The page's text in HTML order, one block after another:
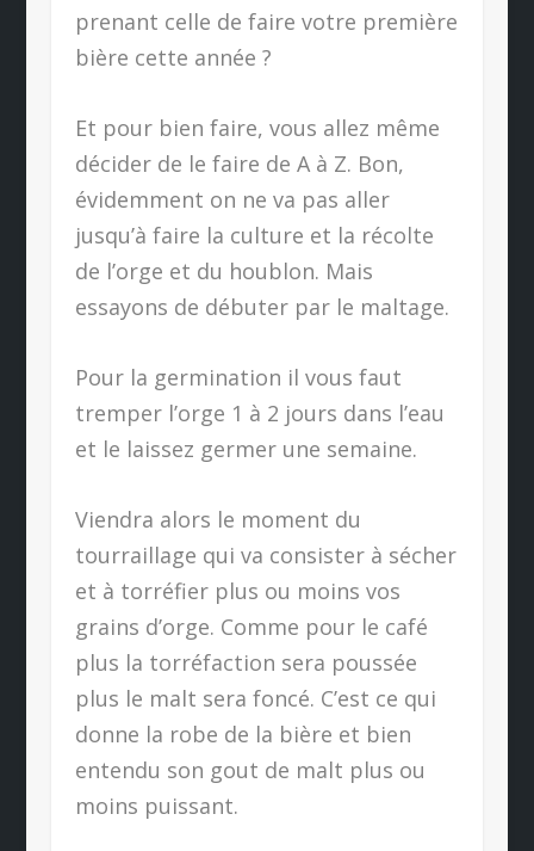
prenant celle de faire votre première
bière cette année ?
Et pour bien faire, vous allez même
décider de le faire de A à Z. Bon,
évidemment on ne va pas aller
jusqu’à faire la culture et la récolte
de l’orge et du houblon. Mais
essayons de débuter par le maltage.
Pour la germination il vous faut
tremper l’orge 1 à 2 jours dans l’eau
et le laissez germer une semaine.
Viendra alors le moment du
tourraillage qui va consister à sécher
et à torréfier plus ou moins vos
grains d’orge. Comme pour le café
plus la torréfaction sera poussée
plus le malt sera foncé. C’est ce qui
donne la robe de la bière et bien
entendu son gout de malt plus ou
moins puissant.